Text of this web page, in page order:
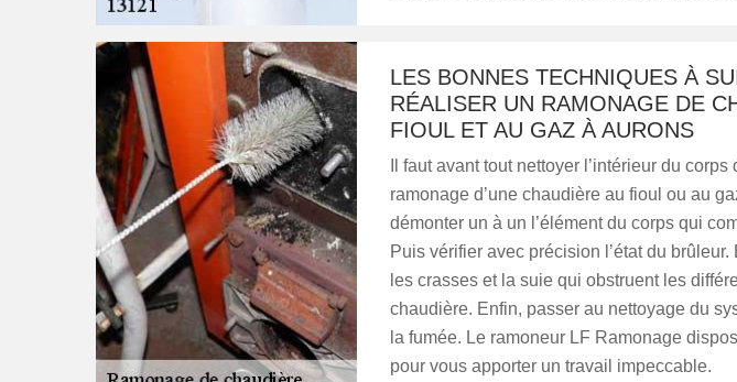
LES BONNES TECHNIQUES À
RÉALISER UN RAMONAGE DE
FIOUL ET AU GAZ À AURONS
Il faut avant tout nettoyer l’intérieur du
ramonage d’une chaudière au fioul ou au
démonter un à un l’élément du corps qui
Puis vérifier avec précision l’état du
les crasses et la suie qui obstruent les
chaudière. Enfin, passer au nettoyage du
la fumée. Le ramoneur LF Ramonage
pour vous apporter un travail impeccable.